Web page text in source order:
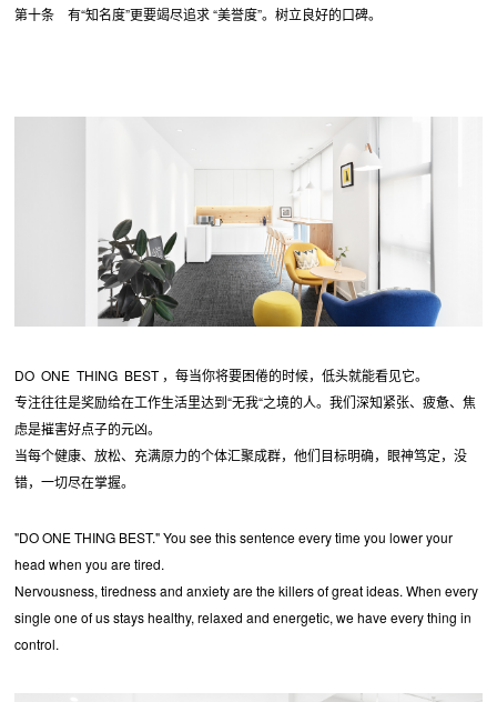
第十条 有“知名度”更要竭尽追求 “美誉度”。树立良好的口碑。
DO ONE THING BEST ，每当你将要困倦的时候，低头就能看见它。
专注往往是奖励给在工作生活里达到“无我“之境的人。我们深知紧张、疲惫、焦
虑是摧害好点子的元凶。
当每个健康、放松、充满原力的个体汇聚成群，他们目标明确，眼神笃定，没
错，一切尽在掌握。
"DO ONE THING BEST." You see this sentence every time you lower your
head when you are tired.
Nervousness, tiredness and anxiety are the killers of great ideas. When every
single one of us stays healthy, relaxed and energetic, we have every thing in
control.